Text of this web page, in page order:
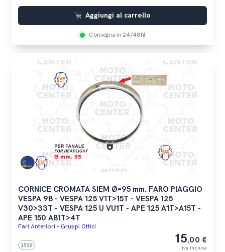
Aggiungi al carrello
Consegna in 24/48h!
CORNICE CROMATA SIEM Ø=95 mm. FARO PIAGGIO
VESPA 98 - VESPA 125 V1T>15T - VESPA 125
V30>33T - VESPA 125 U VU1T - APE 125 A1T>A15T -
APE 150 AB1T>4T
Fari Anteriori - Gruppi Ottici
1599 15,00 €
iva inclusa